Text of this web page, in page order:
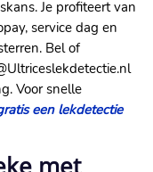
Je profiteert van
service dag en
Bel of
Voor snelle
een lekdetectie